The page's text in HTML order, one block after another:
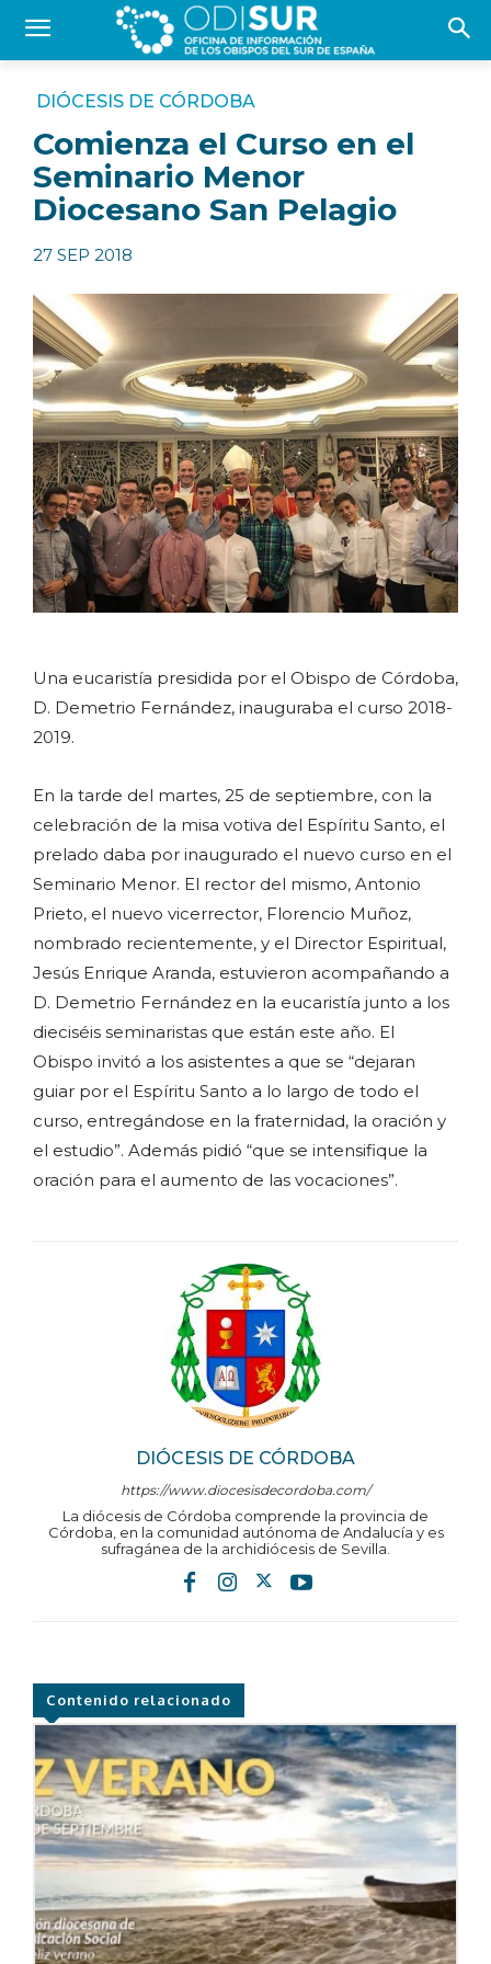
DIÓCESIS DE CÓRDOBA
Comienza el Curso en el
Seminario Menor
Diocesano San Pelagio
27 SEP 2018
DIÓCESIS DE CÓRDOBA
https://www.diocesisdecordoba.com/
La diócesis de Córdoba comprende la provincia de
Córdoba, en la comunidad autónoma de Andalucía y es
sufragánea de la archidiócesis de Sevilla.
Una eucaristía presidida por el Obispo de Córdoba,
D. Demetrio Fernández, inauguraba el curso 2018-
2019.
En la tarde del martes, 25 de septiembre, con la
celebración de la misa votiva del Espíritu Santo, el
prelado daba por inaugurado el nuevo curso en el
Seminario Menor. El rector del mismo, Antonio
Prieto, el nuevo vicerrector, Florencio Muñoz,
nombrado recientemente, y el Director Espiritual,
Jesús Enrique Aranda, estuvieron acompañando a
D. Demetrio Fernández en la eucaristía junto a los
dieciséis seminaristas que están este año. El
Obispo invitó a los asistentes a que se “dejaran
guiar por el Espíritu Santo a lo largo de todo el
curso, entregándose en la fraternidad, la oración y
el estudio”. Además pidió “que se intensifique la
oración para el aumento de las vocaciones”.
Contenido relacionado